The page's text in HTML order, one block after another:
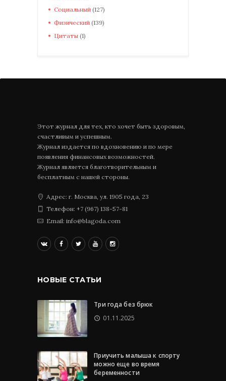
Социальный (127)
Физический (139)
Цитаты (1)
Этот журнал для тех, кто хочет быть здоровым,
счастливым и успешным.
Журнал издается по вдохновению и по мере
появления финансовых возможностей.
Журнал является благотворительным и
бесплатным с нашей стороны.
Адрес: г. Москва, ул. 1905 года, 23
Телефон: +7 (967) 138-57-81
Email: info@blagoda.com
НОВЫЕ СТАТЬИ
Три года без брюк
01.11.2025
Приучить малыша к спорту
можно еще во время
беременности